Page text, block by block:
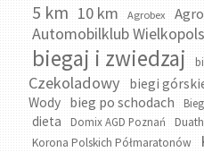
5 km 10 km Agrobex
Automobilklub
biegaj i zwiedzaj
Czekoladowy
biegi
Wody bieg po schodach
dieta Domix AGD Poznań
Korona Polskich Półmaratonów